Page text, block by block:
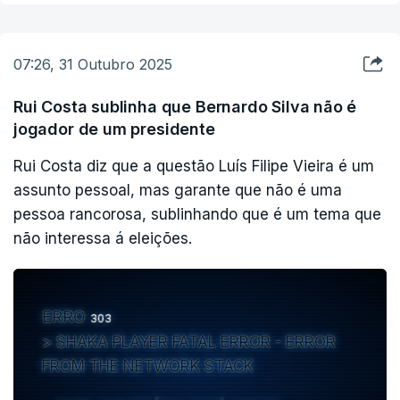
07:26, 31 Outubro 2025
Rui Costa sublinha que Bernardo Silva não é
jogador de um presidente
Rui Costa diz que a questão Luís Filipe Vieira é um
assunto pessoal, mas garante que não é uma
pessoa rancorosa, sublinhando que é um tema que
não interessa á eleições.
ERRO 303
SHAKA PLAYER FATAL ERROR - ERROR
FROM THE NETWORK STACK